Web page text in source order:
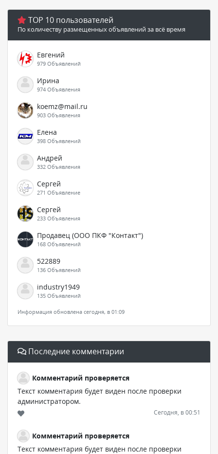
TOP 10 пользователей
По количеству размещенных объявлений за всё время
Евгений
979 Объявлений
Ирина
974 Объявления
koemz@mail.ru
903 Объявления
Елена
398 Объявлений
Андрей
332 Объявления
Сергей
271 Объявление
Сергей
233 Объявления
Продавец (ООО ПКФ "Контакт")
168 Объявлений
522889
136 Объявлений
industry1949
135 Объявлений
Информация обновлена сегодня, в 01:09
Последние комментарии
Комментарий проверяется
Текст комментария будет виден после проверки
администратором.
Сегодня, в 00:51
Комментарий проверяется
Текст комментария будет виден после проверки